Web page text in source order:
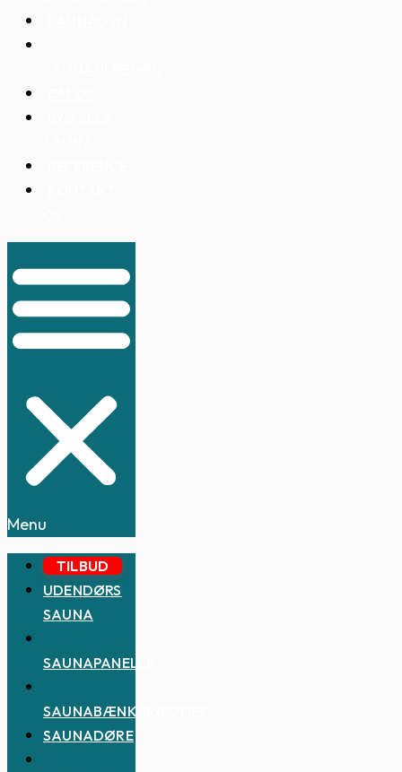
Menu
TILBUD
UDENDØRS
SAUNA
SAUNAPANELER
SAUNABÆNKBRÆDDER
SAUNADØRE